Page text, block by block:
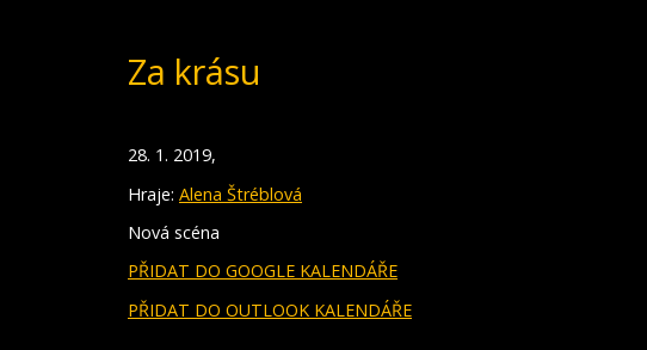
Za krásu
28. 1. 2019,
Hraje: Alena Štréblová
Nová scéna
PŘIDAT DO GOOGLE KALENDÁŘE
PŘIDAT DO OUTLOOK KALENDÁŘE